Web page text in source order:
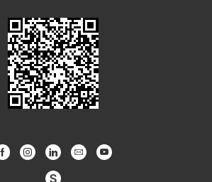
FacebookInstagramLinkedinEmail Youtube